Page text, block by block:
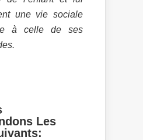
une vie sociale
à celle de ses
Les